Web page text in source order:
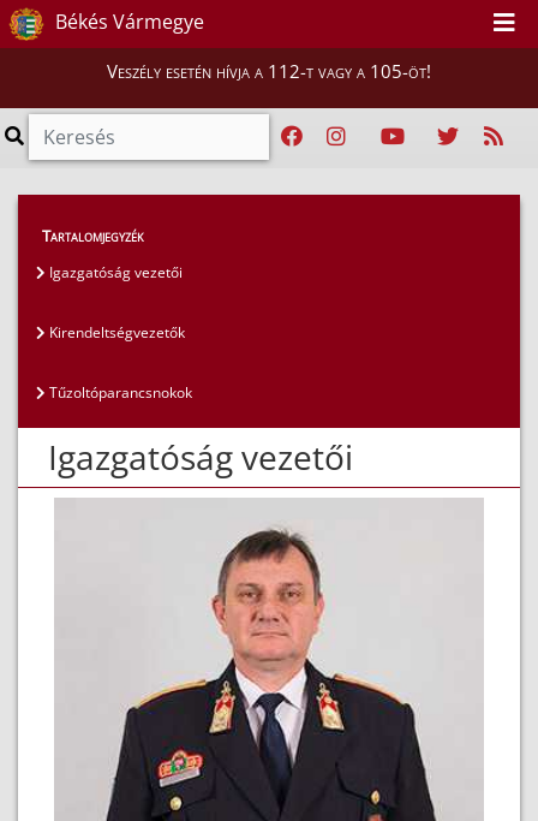
Békés Vármegye
Veszély esetén hívja a 112-t vagy a 105-öt!
Magunkról
Igazgatóság vezetői
Tartalomjegyzék
Igazgatóság vezetői
Kirendeltségvezetők
Tűzoltóparancsnokok
Igazgatóság vezetői